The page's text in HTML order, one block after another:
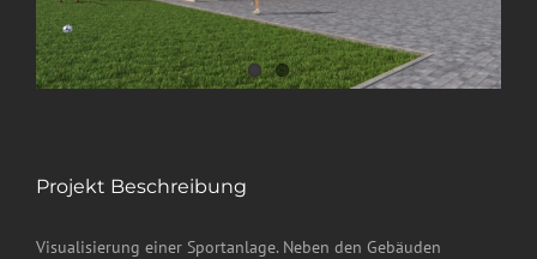
Projekt Beschreibung
Visualisierung einer Sportanlage. Neben den Gebäuden